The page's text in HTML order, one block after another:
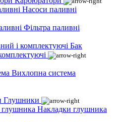
Насоси паливні
Фільтра паливні
Бак
Вихлопна система
Глушники
Накладки глушника